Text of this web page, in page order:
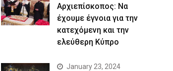
Αρχιεπίσκοπος: Να
έχουμε έγνοια για την
κατεχόμενη και την
ελεύθερη Κύπρο
January 23, 2024